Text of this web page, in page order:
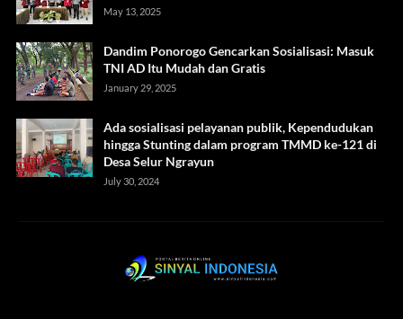
May 13, 2025
Dandim Ponorogo Gencarkan Sosialisasi: Masuk
TNI AD Itu Mudah dan Gratis
January 29, 2025
Ada sosialisasi pelayanan publik, Kependudukan
hingga Stunting dalam program TMMD ke-121 di
Desa Selur Ngrayun
July 30, 2024